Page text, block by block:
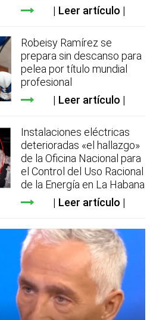
Leer artículo
Robeisy Ramírez se
prepara sin descanso para
pelea por título mundial
profesional
Leer artículo
Instalaciones eléctricas
deterioradas «el hallazgo»
de la Oficina Nacional para
el Control del Uso Racional
de la Energía en La Habana
Leer artículo